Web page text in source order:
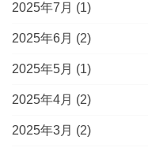
2025年7月 (1)
2025年6月 (2)
2025年5月 (1)
2025年4月 (2)
2025年3月 (2)